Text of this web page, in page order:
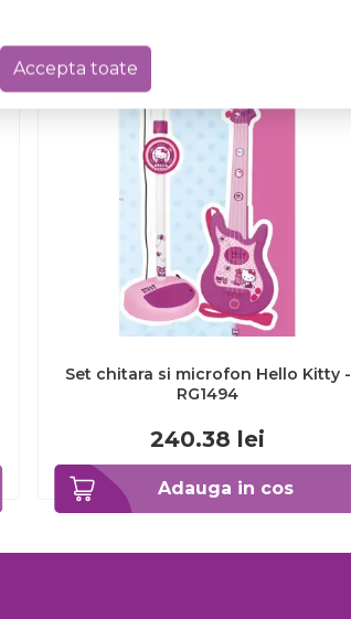
Adauga in cos
Set chitara si microfon Hello Kitty -
RG1494
240.38 lei
Accepta toate